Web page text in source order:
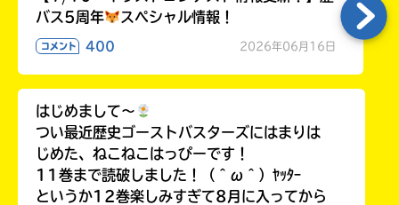
バス5周年
スペシャル情報！
コメント 400 2026年06月16日
はじめまして〜
つい最近歴史ゴーストバスターズにはまりは
じめた、ねこねこはっぴーです！
11巻まで読破しました！（＾ω＾）ﾔｯﾀｰ
というか12巻楽しみすぎて8月に入ってから